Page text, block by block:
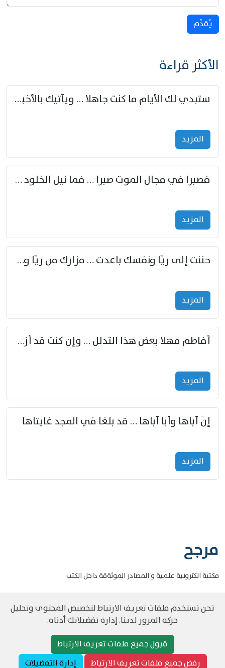
يُقدِّم
الأكثر قراءة
ستبدي لك الأيام ما كنت جاهلا … ويأتيك بالأخبار من لم تزوّد
المزید
فصبرا في مجال الموت صبرا … فما نيل الخلود بمستطاع
المزید
حننت إلى ريّا ونفسك باعدت … مزارك من ريّا وشعباكما معا
المزید
أفاطم مهلا بعض هذا التدلل … وإن كنت قد أزمعت صرمي فأجملي
المزید
إنّ أباها وأبا أباها … قد بلغا في المجد غايتاها
المزید
مرجح
مكتبة الكترونية علمية و المصادر الموثةقة داخل الكتب
حقوق الطبع والنشر مرجح جميع الحقوق محفوظةسياسة و الخصوصية
نحن نستخدم ملفات تعريف الارتباط لتخصيص المحتوى وتحليل
حركة المرور لدينا. إدارة تفضيلاتك أدناه.
قبول جميع ملفات تعريف الارتباط
رفض جميع ملفات تعريف الارتباط
إدارة التفضيلات